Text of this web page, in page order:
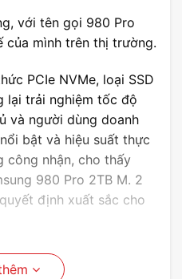
với tên gọi 980 Pro
của mình trên thị trường.
PCIe NVMe, loại SSD
lại trải nghiệm tốc độ
và người dùng doanh
bật và hiệu suất thực
công nhận, cho thấy
980 Pro 2TB M. 2
định xuất sắc cho